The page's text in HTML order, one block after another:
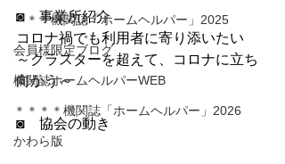
＊＊＊機関誌「ホームヘルパー」2025
会員様限定ブログ
機関誌ホームヘルパーWEB
＊＊＊＊機関誌「ホームヘルパー」2026
かわら版
◙　事業所紹介
コロナ禍でも利用者に寄り添いたい
～クラスターを超えて、コロナに立ち
向かう～
◙　協会の動き